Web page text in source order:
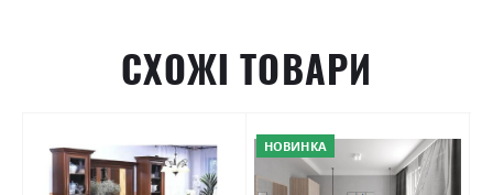
СХОЖІ ТОВАРИ
НОВИНКА